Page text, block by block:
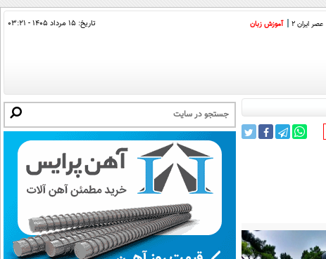
عصر ایران 2 آموزش زبان تاریخ: ۱۵ مرداد ۱۴۰۵ - ۰۳:۲۱